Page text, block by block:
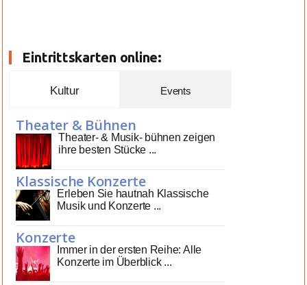
Eintrittskarten online:
Kultur Events
Theater & Bühnen
Theater- & Musik- bühnen zeigen
ihre besten Stücke ...
Klassische Konzerte
Erleben Sie hautnah Klassische
Musik und Konzerte ...
Konzerte
Immer in der ersten Reihe: Alle
Konzerte im Überblick ...